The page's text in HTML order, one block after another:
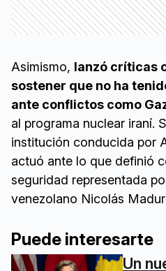
Asimismo, lanzó críticas
sostener que no ha
ante conflictos como
al programa nuclear iraní.
institución conducida por
actuó ante lo que definió
seguridad representada
venezolano Nicolás
Puede interesarte
Un